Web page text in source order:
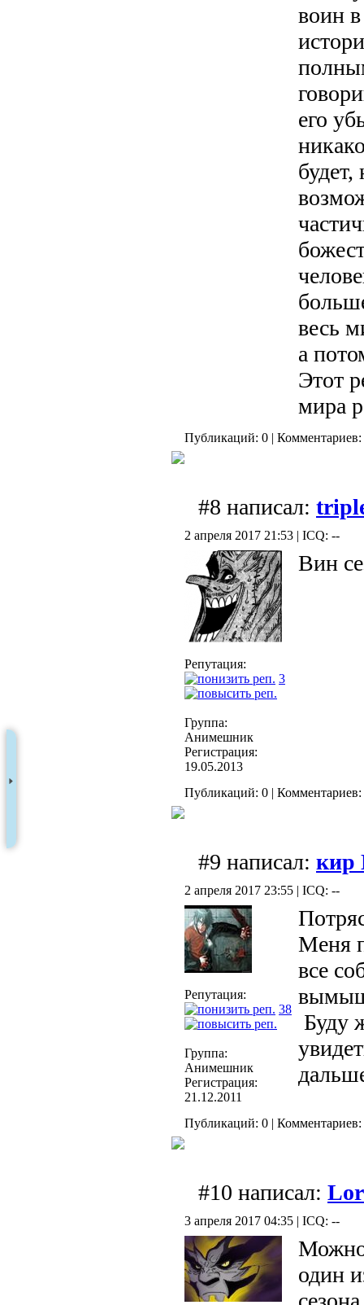
воин
его
весь
а
Этот
мира
Публикаций: 0 | Комментариев:
#8 написал:
2 апреля 2017 21:53 | ICQ: --
Репутация:
3
Группа:
Анимешник
Регистрация:
19.05.2013
Вин
Публикаций: 0 | Комментариев:
#9 написал:
2 апреля 2017 23:55 | ICQ: --
Репутация:
38
Группа:
Анимешник
Регистрация:
21.12.2011
Меня
все
Буду
Публикаций: 0 | Комментариев:
#10 написал:
3 апреля 2017 04:35 | ICQ: --
Можно
один